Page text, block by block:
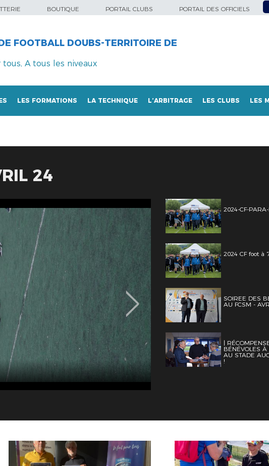
BOUTIQUE PORTAIL CLUBS PORTAIL DES OFFICIELS
FOOTBALL DOUBS-TERRITOIRE DE
A tous les niveaux
LES FORMATIONS LA TECHNIQUE L’ARBITRAGE LES CLUBS LES
24
2024-CF-PARA-
2024 CF foot à
SOIREE DES
AU FCSM -
|
BÉNÉVOLES À
AU STADE
!